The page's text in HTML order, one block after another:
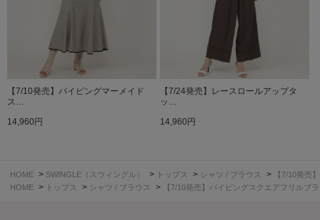
【7/10発売】パイピングマーメイド
ス…
14,960円
【7/24発売】レースロールアップタ
ッ…
14,960円
HOME > SWINGLE（スウィングル） > トップス > シャツ / ブラウス >
【7/10発売
HOME > トップス > シャツ / ブラウス > 【7/10発売】パイピングスクエアフリルブ